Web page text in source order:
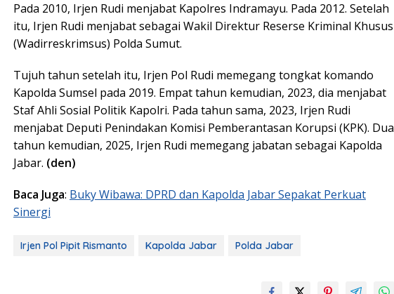
Pada 2010, Irjen Rudi menjabat Kapolres Indramayu. Pada 2012. Setelah
itu, Irjen Rudi menjabat sebagai Wakil Direktur Reserse Kriminal Khusus
(Wadirreskrimsus) Polda Sumut.
Tujuh tahun setelah itu, Irjen Pol Rudi memegang tongkat komando
Kapolda Sumsel pada 2019. Empat tahun kemudian, 2023, dia menjabat
Staf Ahli Sosial Politik Kapolri. Pada tahun sama, 2023, Irjen Rudi
menjabat Deputi Penindakan Komisi Pemberantasan Korupsi (KPK). Dua
tahun kemudian, 2025, Irjen Rudi memegang jabatan sebagai Kapolda
Jabar. (den)
Baca Juga: Buky Wibawa: DPRD dan Kapolda Jabar Sepakat Perkuat
Sinergi
Irjen Pol Pipit Rismanto Kapolda Jabar Polda Jabar